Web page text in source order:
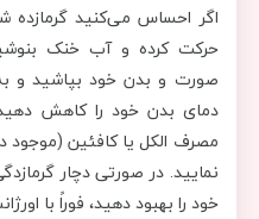
اگر احساس می‌کنید گرمازده
حرکت کرده و آب خنک
صورت و بدن خود بپاشید و
دمای بدن خود را کاهش
مصرف الکل یا کافئین
نمایید. در صورتی دچار
خود را بهبود دهید، فوراً با